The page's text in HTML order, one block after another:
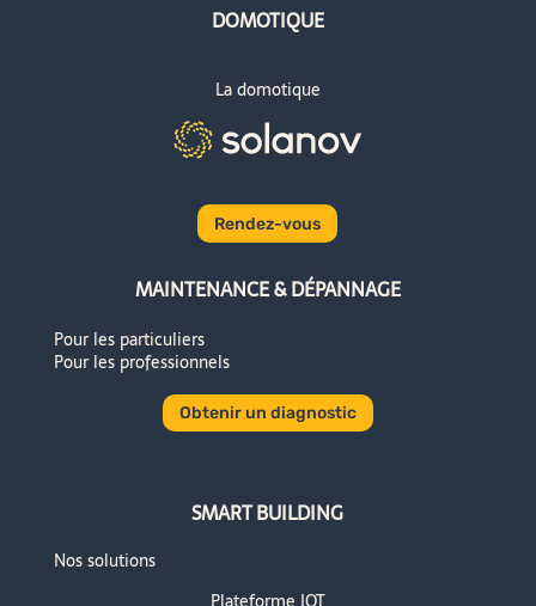
DOMOTIQUE
La domotique
Rendez-vous
MAINTENANCE & DÉPANNAGE
Pour les particuliers
Pour les professionnels
Obtenir un diagnostic
SMART BUILDING
Nos solutions